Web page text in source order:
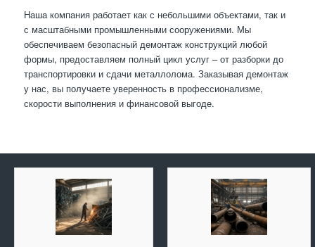
Наша компания работает как с небольшими объектами, так и
с масштабными промышленными сооружениями. Мы
обеспечиваем безопасный демонтаж конструкций любой
формы, предоставляем полный цикл услуг – от разборки до
транспортировки и сдачи металлолома. Заказывая демонтаж
у нас, вы получаете уверенность в профессионализме,
скорости выполнения и финансовой выгоде.